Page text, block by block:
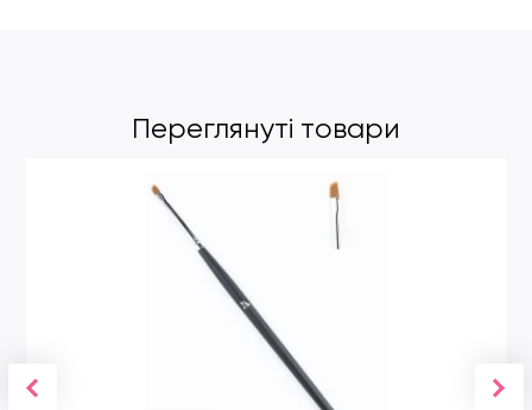
Переглянуті товари